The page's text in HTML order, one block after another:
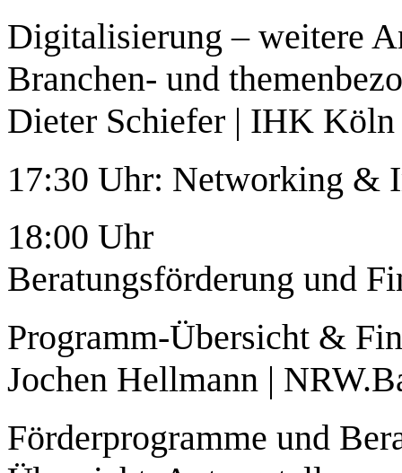
Digitalisierung – weitere
Branchen- und
Dieter Schiefer | IHK
17:30 Uhr: Networking &
18:00 Uhr
Beratungsförderung und
Programm-Übersicht &
Jochen Hellmann |
Förderprogramme und